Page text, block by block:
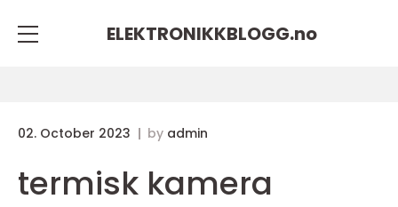
ELEKTRONIKKBLOGG.no
02. October 2023 by admin
termisk kamera